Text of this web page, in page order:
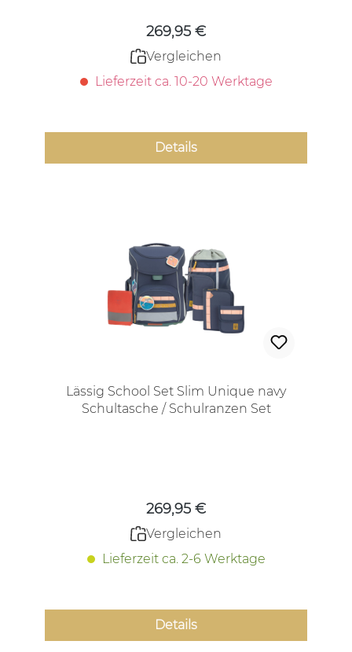
269,95 €
Vergleichen
Lieferzeit ca. 10-20 Werktage
Details
Lässig School Set Slim Unique navy
Schultasche / Schulranzen Set
269,95 €
Vergleichen
Lieferzeit ca. 2-6 Werktage
Details